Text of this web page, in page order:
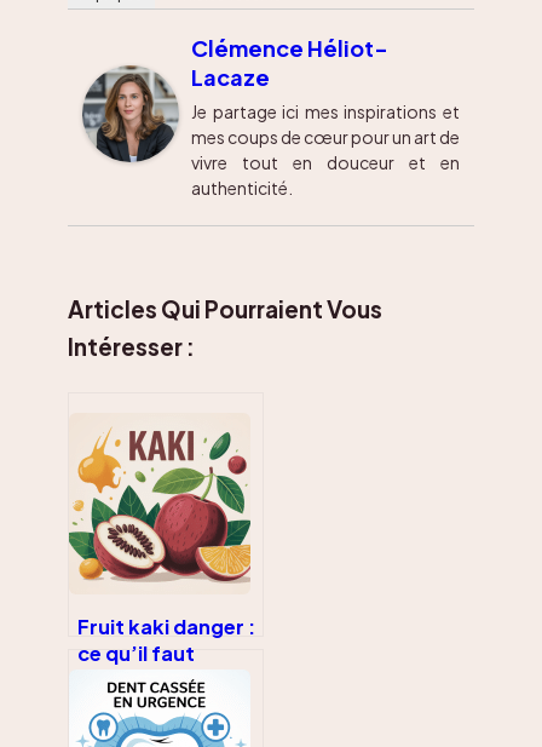
Clémence Héliot-
Lacaze
Je partage ici mes inspirations et
mes coups de cœur pour un art de
vivre tout en douceur et en
authenticité.
Articles Qui Pourraient Vous
Intéresser :
Fruit kaki danger :
ce qu’il faut
vraiment savoir
avant d’en
manger